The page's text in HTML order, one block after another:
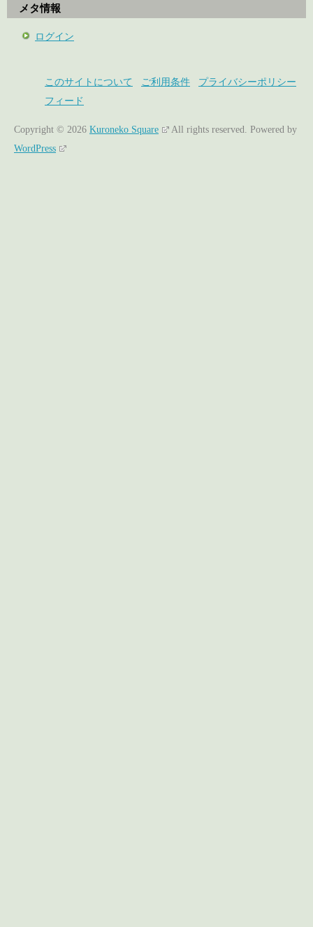
メタ情報
ログイン
このサイトについて ご利用条件
プライバシーポリシー
フィード
Copyright © 2026 Kuroneko Square All rights reserved. Powered by
WordPress